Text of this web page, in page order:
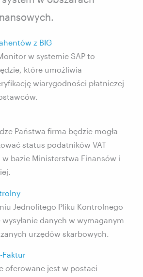
z BIG
w systemie SAP to
które umożliwia
wiarygodności płatniczej
Państwa firma będzie mogła
status podatników VAT
bazie Ministerstwa Finansów i
Jednolitego Pliku Kontrolnego
wysyłanie danych w wymaganym
urzędów skarbowych.
Faktur
oferowane jest w postaci